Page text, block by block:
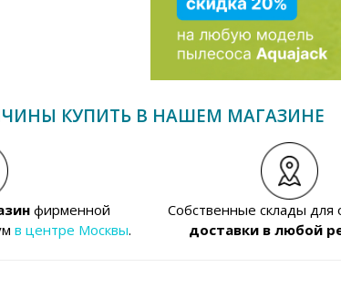
КУПИТЬ В НАШЕМ МАГАЗИНЕ
фирменной
в центре Москвы.
Собственные склады для
доставки в любой